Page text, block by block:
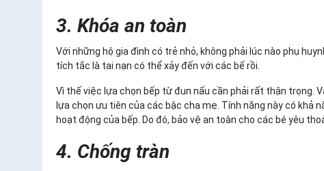
3. Khóa an toàn
Với những hộ gia đình có trẻ nhỏ, không phải lúc nào phụ
tích tắc là tai nạn có thể xảy đến với các bế rồi.
Vì thế việc lựa chọn bếp từ đun nấu cần phải rất thận trọng.
lựa chọn ưu tiên của các bậc cha mẹ. Tính năng này có khả
hoạt động của bếp. Do đó, bảo vệ an toàn cho các bé yêu
4. Chống tràn